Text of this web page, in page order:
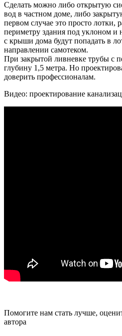
Сделать можно либо открытую
вод в частном доме, либо
первом случае это просто лотки,
периметру здания под уклоном
с крыши дома будут попадать в
направлении самотеком.
При закрытой ливневке трубы с
глубину 1,5 метра. Но
доверить профессионалам.
Видео: проектирование
Помогите нам стать лучше,
автора